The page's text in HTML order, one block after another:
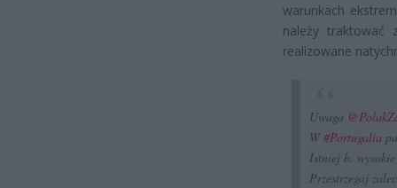
warunkach
należy traktować
realizowane
Uwaga
W #Portugalia
Istniej b.
Przestrzegaj